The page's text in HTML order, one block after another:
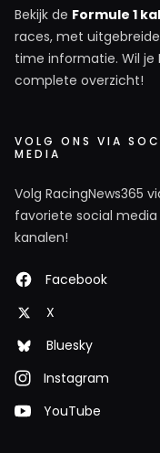
Bekijk de Formule 1
races, met
time informatie. Wil je
complete overzicht!
VOLG ONS VIA
MEDIA
Volg RacingNews365
favoriete social media
kanalen!
Facebook
X
Bluesky
Instagram
YouTube